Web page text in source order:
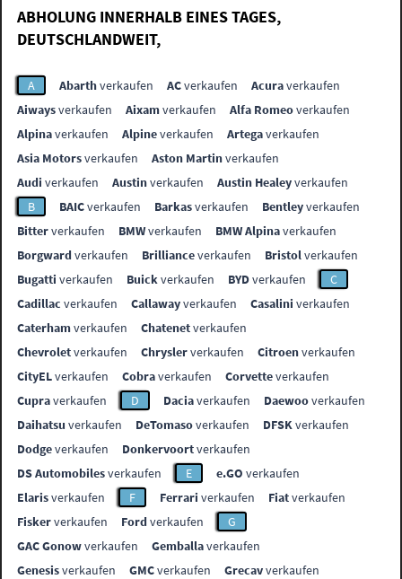
ABHOLUNG INNERHALB EINES TAGES,
DEUTSCHLANDWEIT,
A Abarthverkaufen ACverkaufen Acuraverkaufen
Aiwaysverkaufen Aixamverkaufen Alfa Romeoverkaufen
Alpinaverkaufen Alpineverkaufen Artegaverkaufen
Asia Motorsverkaufen Aston Martinverkaufen
Audi verkaufen Austinverkaufen Austin Healeyverkaufen
B
BAICverkaufen Barkasverkaufen Bentleyverkaufen
Bitterverkaufen BMWverkaufen BMW Alpinaverkaufen
Borgwardverkaufen Brillianceverkaufen Bristolverkaufen
Bugatti verkaufen Buickverkaufen BYDverkaufen
C
Cadillac verkaufen Callawayverkaufen Casalini verkaufen
Caterhamverkaufen Chatenetverkaufen
Chevroletverkaufen Chryslerverkaufen Citroenverkaufen
CityELverkaufen Cobraverkaufen Corvetteverkaufen
Cupraverkaufen D Daciaverkaufen Daewooverkaufen
Daihatsu verkaufen DeTomasoverkaufen DFSKverkaufen
Dodgeverkaufen Donkervoortverkaufen
DS Automobilesverkaufen E e.GO verkaufen
Elarisverkaufen F Ferrari verkaufen Fiatverkaufen
Fiskerverkaufen Fordverkaufen
G
GAC Gonowverkaufen Gemballaverkaufen
Genesisverkaufen GMCverkaufen Grecavverkaufen